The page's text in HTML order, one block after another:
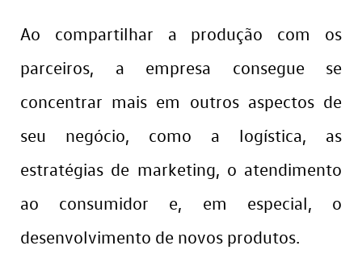
Ao compartilhar a produção com os
parceiros, a empresa consegue se
concentrar mais em outros aspectos de
seu negócio, como a logística, as
estratégias de marketing, o atendimento
ao consumidor e, em especial, o
desenvolvimento de novos produtos.